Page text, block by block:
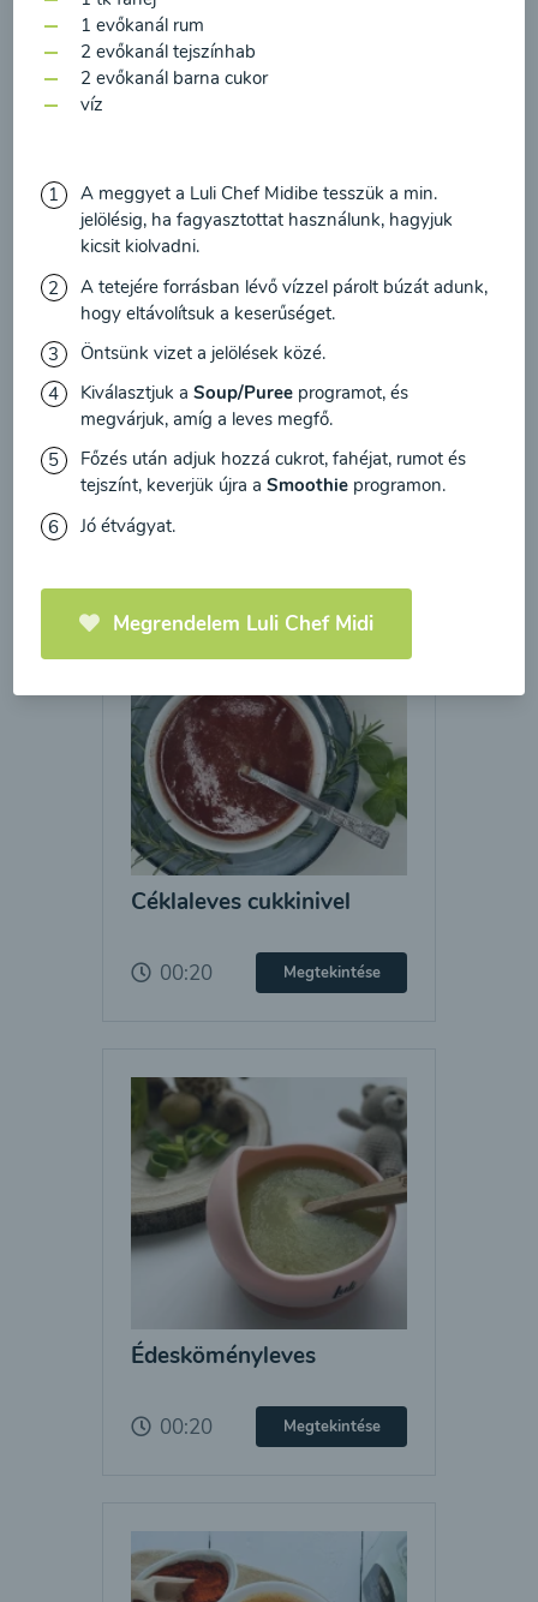
00:20
Cékla leves
paradicsommal és
sárgarépával
00:20
Céklaleves cukkinivel
00:20 Megtekintése
Édesköményleves
00:20 Megtekintése
1 evőkanál rum
2 evőkanál tejszínhab
2 evőkanál barna cukor
víz
A meggyet a Luli Chef Midibe tesszük a min.
jelölésig, ha fagyasztottat használunk, hagyjuk
kicsit kiolvadni.
A tetejére forrásban lévő vízzel párolt búzát adunk,
hogy eltávolítsuk a keserűséget.
Öntsünk vizet a jelölések közé.
Kiválasztjuk aSoup/Puree programot, és
megvárjuk, amíg a leves megfő.
Főzés után adjuk hozzá cukrot, fahéjat, rumot és
tejszínt, keverjük újra aSmoothie programon.
Jó étvágyat.
Megrendelem Luli Chef Midi
megerősítem, hogy elolvastam
irányelveket és egyetértek velük.